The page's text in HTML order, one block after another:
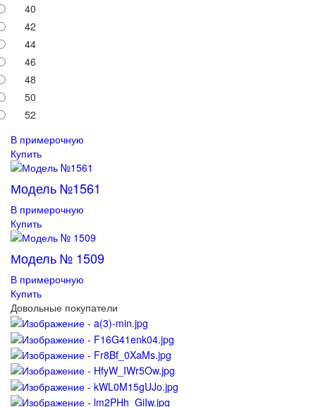
40
42
44
46
48
50
52
В примерочную
Купить
Модель №1561
В примерочную
Купить
Модель № 1509
В примерочную
Купить
Довольные покупатели